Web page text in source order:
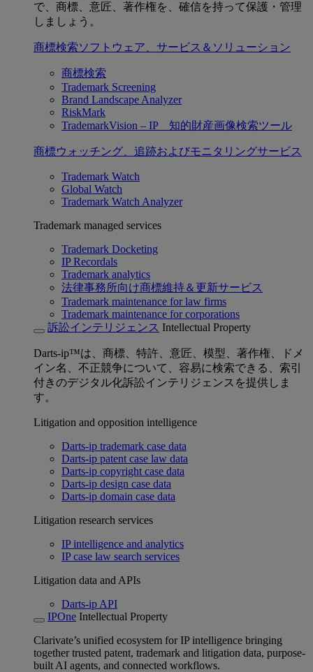
で、商標、意匠、著作権を、確信を持って保護・管理
しましょう。
商標検索ソフトウェア、サービス＆ソリューション
商標検索
Trademark Screening
Brand Landscape Analyzer
RiskMark
TrademarkVision – IP 知的財産画像検索ツール
商標ウォッチング、追跡およびモニタリングサービス
Trademark Watch
Global Watch
Trademark Watch Analyzer
Trademark managed services
Trademark Docketing
IP Recordals
Trademark analytics
法律事務所向け商標維持＆更新サービス
Trademark maintenance for law firms
Trademark maintenance for corporations
訴訟インテリジェンス Intellectual Property
Darts-ip™は、商標、特許、意匠、模型、著作権、ドメ
イン名、不正競争について、容易に検索できる、索引
付きのデジタル化訴訟インテリジェンスを提供しま
す。
Litigation and opposition intelligence
Darts-ip trademark case data
Darts-ip patent case law data
Darts-ip copyright case data
Darts-ip design case data
Darts-ip domain case data
Litigation research services
IP intelligence and analytics
IP case law search services
Litigation data and APIs
Darts-ip API
IPOne Intellectual Property
Clarivate’s unified ecosystem for IP intelligence bringing
together trusted patent, trademark and litigation data, purpose-
built AI agents, and connected workflows.